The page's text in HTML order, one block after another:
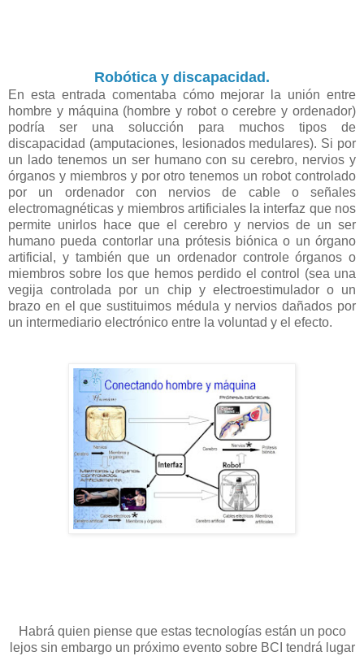
Robótica y discapacidad.
En esta entrada comentaba cómo mejorar la unión entre
hombre y máquina (hombre y robot o cerebre y ordenador)
podría ser una solucción para muchos tipos de
discapacidad (amputaciones, lesionados medulares). Si por
un lado tenemos un ser humano con su cerebro, nervios y
órganos y miembros y por otro tenemos un robot controlado
por un ordenador con nervios de cable o señales
electromagnéticas y miembros artificiales la interfaz que nos
permite unirlos hace que el cerebro y nervios de un ser
humano pueda contorlar una prótesis biónica o un órgano
artificial, y también que un ordenador controle órganos o
miembros sobre los que hemos perdido el control (sea una
vegija controlada por un chip y electroestimulador o un
brazo en el que sustituimos médula y nervios dañados por
un intermediario electrónico entre la voluntad y el efecto.
Habrá quien piense que estas tecnologías están un poco
lejos sin embargo un próximo evento sobre BCI tendrá lugar